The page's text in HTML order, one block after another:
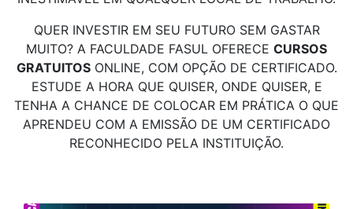
QUER INVESTIR EM SEU FUTURO SEM GASTAR
MUITO? A FACULDADE FASUL OFERECE CURSOS
GRATUITOSONLINE, COM OPÇÃO DE CERTIFICADO.
ESTUDE A HORA QUE QUISER, ONDE QUISER, E
TENHA A CHANCE DE COLOCAR EM PRÁTICA O QUE
APRENDEU COM A EMISSÃO DE UM CERTIFICADO
RECONHECIDO PELA INSTITUIÇÃO.